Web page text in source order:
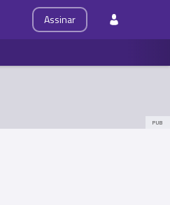
Assinar
PUB